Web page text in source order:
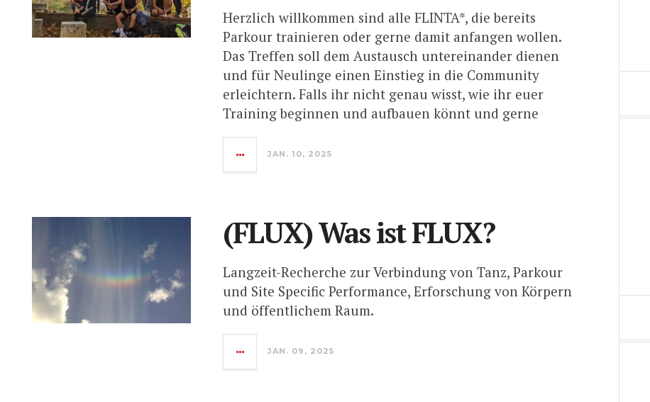
Herzlich willkommen sind alle FLINTA*, die bereits
Parkour trainieren oder gerne damit anfangen wollen.
Das Treffen soll dem Austausch untereinander dienen
und für Neulinge einen Einstieg in die Community
erleichtern. Falls ihr nicht genau wisst, wie ihr euer
Training beginnen und aufbauen könnt und gerne
JAN. 10, 2025
(FLUX) Was ist FLUX?
Langzeit-Recherche zur Verbindung von Tanz, Parkour
und Site Specific Performance, Erforschung von Körpern
und öffentlichem Raum.
JAN. 09, 2025